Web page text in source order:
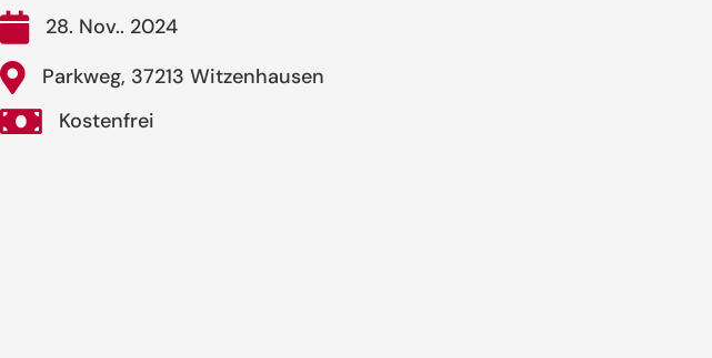
28. Nov.. 2024
Parkweg, 37213 Witzenhausen
Kostenfrei